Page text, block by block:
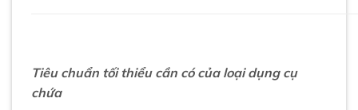
Tiêu chuẩn tối thiểu cần có của loại dụng cụ
chứa